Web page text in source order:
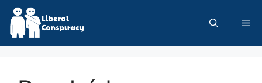
Skip
content